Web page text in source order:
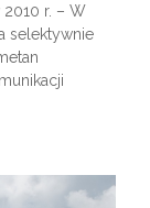
r. – W
selektywnie